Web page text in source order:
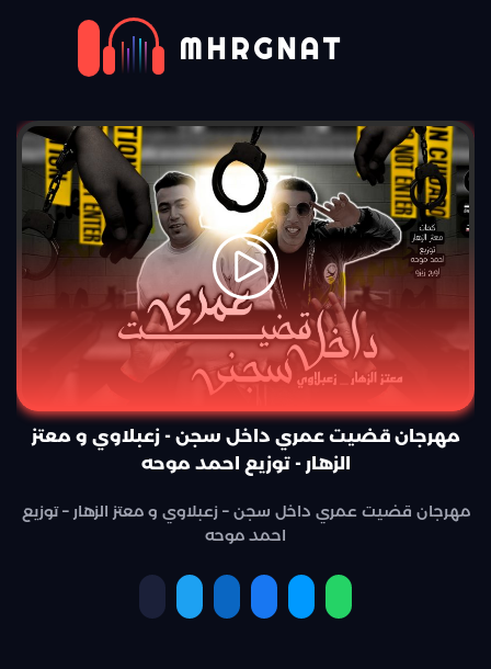
MHRGNAT
مهرجان قضيت عمري داخل سجن - زعبلاوي و معتز
الزهار - توزيع احمد موحه
مهرجان قضيت عمري داخل سجن – زعبلاوي و معتز الزهار – توزيع
احمد موحه